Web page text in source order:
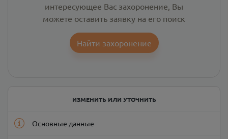
интересующее Вас захоронение, Вы
можете оставить заявку на его поиск
Найти захоронение
ИЗМЕНИТЬ ИЛИ УТОЧНИТЬ
Основные данные